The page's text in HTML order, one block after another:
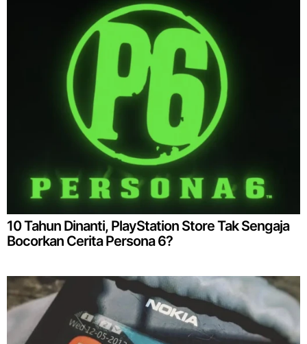
10 Tahun Dinanti, PlayStation Store Tak Sengaja
Bocorkan Cerita Persona 6?